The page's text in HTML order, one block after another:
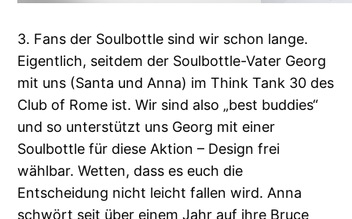
3. Fans der Soulbottle sind wir schon lange.
Eigentlich, seitdem der Soulbottle-Vater Georg
mit uns (Santa und Anna) im Think Tank 30 des
Club of Rome ist. Wir sind also „best buddies“
und so unterstützt uns Georg mit einer
Soulbottle für diese Aktion – Design frei
wählbar. Wetten, dass es euch die
Entscheidung nicht leicht fallen wird. Anna
schwört seit über einem Jahr auf ihre Bruce